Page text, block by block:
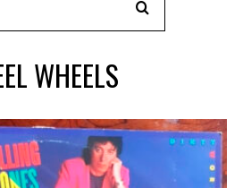
WHEELS